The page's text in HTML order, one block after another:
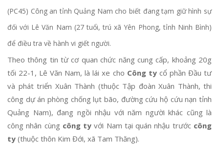
(PC45) Công an tỉnh Quảng Nam cho biết đang tạm giữ hình sự
đối với Lê Văn Nam (27 tuổi, trú xã Yên Phong, tỉnh Ninh Bình)
để điều tra về hành vi giết người.
Theo thông tin từ cơ quan chức năng cung cấp, khoảng 20g
tối 22-1, Lê Văn Nam, là lái xe cho Công tycổ phần Đầu tư
và phát triển Xuân Thành (thuộc Tập đoàn Xuân Thành, thi
công dự án phòng chống lụt bão, đường cứu hộ cứu nạn tỉnh
Quảng Nam), đang ngồi nhậu với năm người khác cũng là
công nhân cùng công ty với Nam tại quán nhậu trước công
ty (thuộc thôn Kim Đới, xã Tam Thăng).